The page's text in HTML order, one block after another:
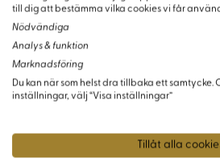
känsla med optimal balans och en
saxen till en pålitlig följeslagare i ditt
Perfekt för exakt klippning av
till dig att bestämma vilka cookies vi får
Nödvändiga
Analys & funktion
Marknadsföring
Du kan när som helst dra tillbaka ett
inställningar, välj “Visa inställningar”
Tillåt alla